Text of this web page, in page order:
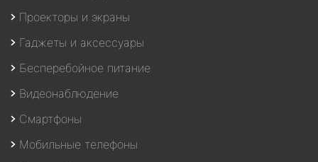
Проекторы и экраны
Гаджеты и аксессуары
Бесперебойное питание
Видеонаблюдение
Смартфоны
Мобильные телефоны